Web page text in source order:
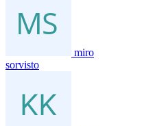
miro
sorvisto